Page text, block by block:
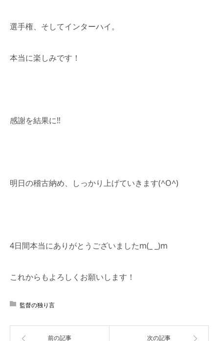
選手権、そしてインターハイ。
本当に楽しみです！
感謝を結果に‼︎
明日の稽古納め、しっかり上げていきます(^O^)
4日間本当にありがとうございましたm(_ _)m
これからもよろしくお願いします！
監督の独り言
前の記事 次の記事